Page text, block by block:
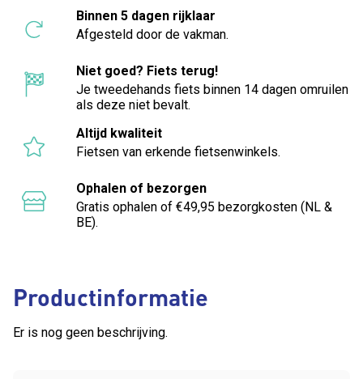
Productinformatie
Er is nog geen beschrijving.
Binnen 5 dagen rijklaar
Afgesteld door de vakman.
Niet goed? Fiets terug!
Je tweedehands fiets binnen 14 dagen omruilen
als deze niet bevalt.
Altijd kwaliteit
Fietsen van erkende fietsenwinkels.
Ophalen of bezorgen
Gratis ophalen of €49,95 bezorgkosten (NL &
BE).